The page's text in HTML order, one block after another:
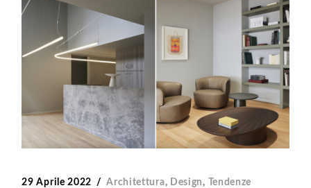
29 Aprile 2022 Architettura, Design, Tendenze